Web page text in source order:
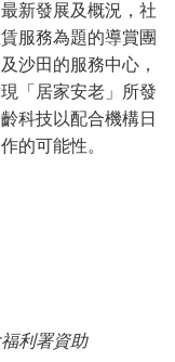
新發展及概況，社
服務為題的導賞團
沙田的服務中心，
「居家安老」所發
科技以配合機構日
的可能性。
利署資助